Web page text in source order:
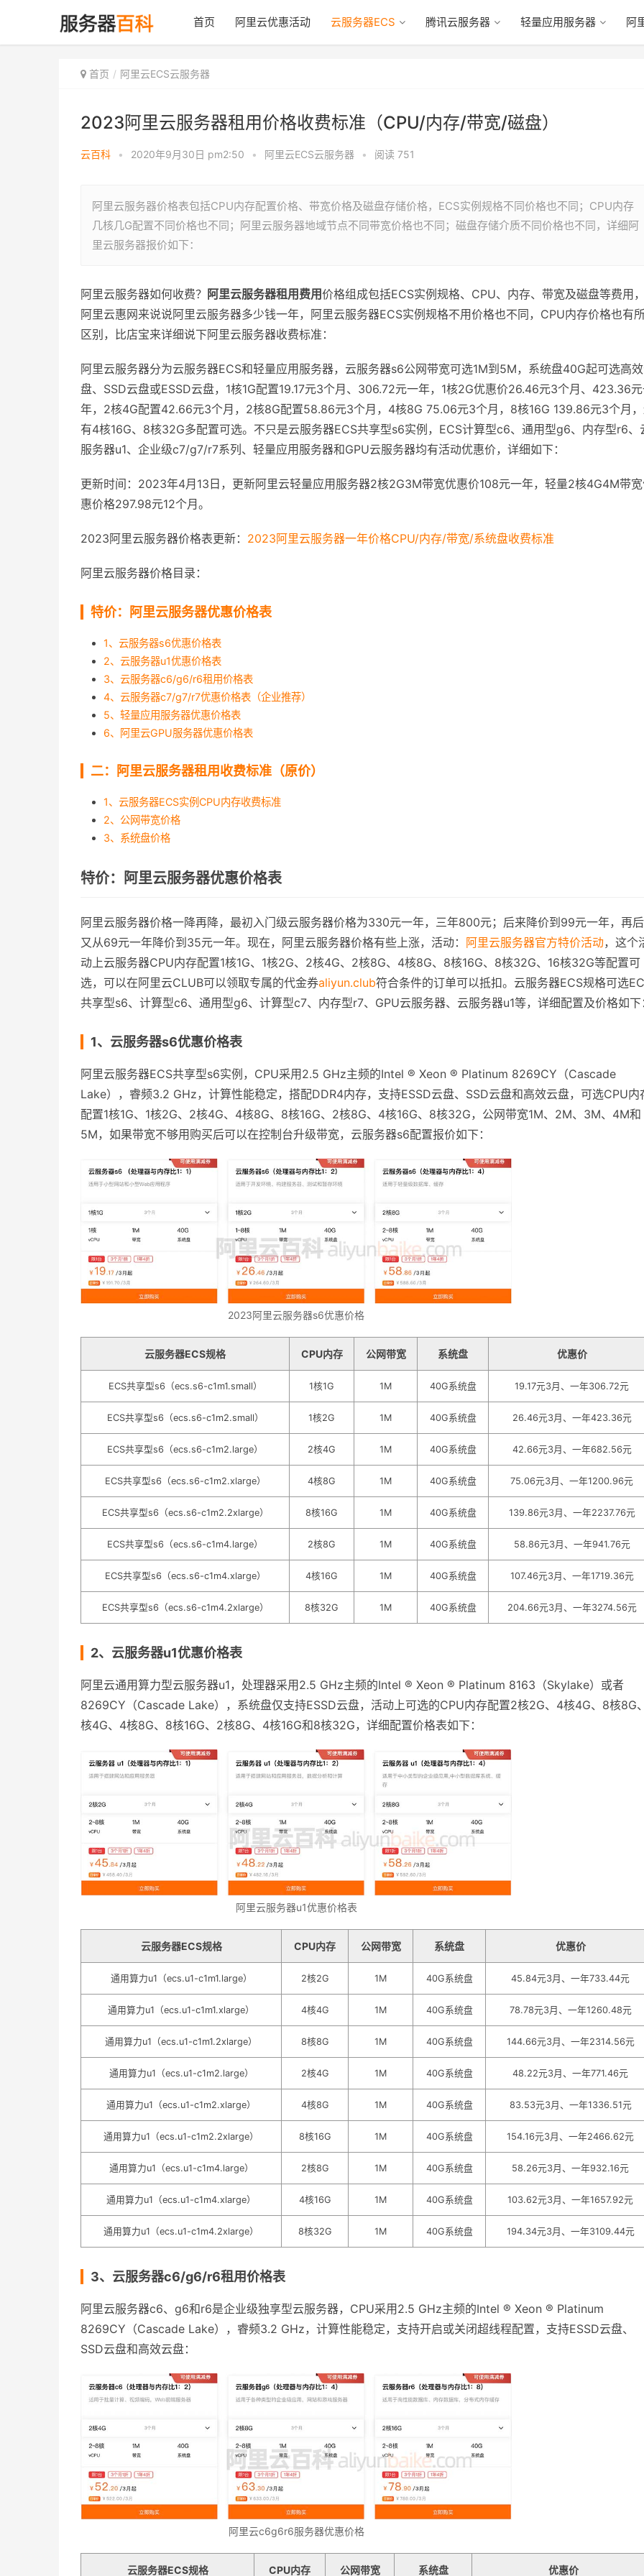
首页 阿里云优惠活动 云服务器ECS 腾讯云服务器 轻量应用服务器 阿
首页 阿里云ECS云服务器
2023阿里云服务器租用价格收费标准（CPU/内存/带宽/磁盘）
云百科 • 2020年9月30日 pm2:50 • 阿里云ECS云服务器 • 阅读 751
阿里云服务器价格表包括CPU内存配置价格、带宽价格及磁盘存储价格，ECS实例规格不同价格也不同；CPU内存
几核几G配置不同价格也不同；阿里云服务器地域节点不同带宽价格也不同；磁盘存储介质不同价格也不同，详细阿
里云服务器报价如下：
阿里云服务器如何收费？ 阿里云服务器租用费用价格组成包括ECS实例规格、CPU、内存、带宽及磁盘等费用
阿里云惠网来说说阿里云服务器多少钱一年，阿里云服务器ECS实例规格不用价格也不同，CPU内存价格也有
区别，比店宝来详细说下阿里云服务器收费标准：
阿里云服务器分为云服务器ECS和轻量应用服务器，云服务器s6公网带宽可选1M到5M，系统盘40G起可选高
盘、SSD云盘或ESSD云盘，1核1G配置19.17元3个月、306.72元一年，1核2G优惠价26.46元3个月、423.36
年，2核4G配置42.66元3个月，2核8G配置58.86元3个月，4核8G 75.06元3个月，8核16G 139.86元3个月
有4核16G、8核32G多配置可选。不只是云服务器ECS共享型s6实例，ECS计算型c6、通用型g6、内存型r6、
服务器u1、企业级c7/g7/r7系列、轻量应用服务器和GPU云服务器均有活动优惠价，详细如下：
更新时间：2023年4月13日，更新阿里云轻量应用服务器2核2G3M带宽优惠价108元一年，轻量2核4G4M带
惠价格297.98元12个月。
2023阿里云服务器价格表更新： 2023阿里云服务器一年价格CPU/内存/带宽/系统盘收费标准
阿里云服务器价格目录：
特价：阿里云服务器优惠价格表
1、云服务器s6优惠价格表
2、云服务器u1优惠价格表
3、云服务器c6/g6/r6租用价格表
4、云服务器c7/g7/r7优惠价格表（企业推荐）
5、轻量应用服务器优惠价格表
6、阿里云GPU服务器优惠价格表
二：阿里云服务器租用收费标准（原价）
1、云服务器ECS实例CPU内存收费标准
2、公网带宽价格
3、系统盘价格
特价：阿里云服务器优惠价格表
阿里云服务器价格一降再降，最初入门级云服务器价格为330元一年，三年800元；后来降价到99元一年，再
又从69元一年降价到35元一年。现在，阿里云服务器价格有些上涨，活动： 阿里云服务器官方特价活动，这个
动上云服务器CPU内存配置1核1G、1核2G、2核4G、2核8G、4核8G、8核16G、8核32G、16核32G等配置可
选，可以在阿里云CLUB可以领取专属的代金券aliyun.club符合条件的订单可以抵扣。云服务器ECS规格可选
共享型s6、计算型c6、通用型g6、计算型c7、内存型r7、GPU云服务器、云服务器u1等，详细配置及价格如下
1、云服务器s6优惠价格表
阿里云服务器ECS共享型s6实例，CPU采用2.5 GHz主频的Intel ® Xeon ® Platinum 8269CY（Cascade
Lake），睿频3.2 GHz，计算性能稳定，搭配DDR4内存，支持ESSD云盘、SSD云盘和高效云盘，可选CPU内
配置1核1G、1核2G、2核4G、4核8G、8核16G、2核8G、4核16G、8核32G，公网带宽1M、2M、3M、4M和
5M，如果带宽不够用购买后可以在控制台升级带宽，云服务器s6配置报价如下：
2023阿里云服务器s6优惠价格
云服务器ECS规格 CPU内存 公网带宽 系统盘 优惠价
ECS共享型s6（ecs.s6-c1m1.small） 1核1G 1M 40G系统盘 19.17元3月、一年306.72元
ECS共享型s6（ecs.s6-c1m2.small） 1核2G 1M 40G系统盘 26.46元3月、一年423.36元
ECS共享型s6（ecs.s6-c1m2.large） 2核4G 1M 40G系统盘 42.66元3月、一年682.56元
ECS共享型s6（ecs.s6-c1m2.xlarge） 4核8G 1M 40G系统盘 75.06元3月、一年1200.96元
ECS共享型s6（ecs.s6-c1m2.2xlarge） 8核16G 1M 40G系统盘 139.86元3月、一年2237.76元
ECS共享型s6（ecs.s6-c1m4.large） 2核8G 1M 40G系统盘 58.86元3月、一年941.76元
ECS共享型s6（ecs.s6-c1m4.xlarge） 4核16G 1M 40G系统盘 107.46元3月、一年1719.36元
ECS共享型s6（ecs.s6-c1m4.2xlarge） 8核32G 1M 40G系统盘 204.66元3月、一年3274.56元
2、云服务器u1优惠价格表
阿里云通用算力型云服务器u1，处理器采用2.5 GHz主频的Intel ® Xeon ® Platinum 8163（Skylake）或者
8269CY（Cascade Lake），系统盘仅支持ESSD云盘，活动上可选的CPU内存配置2核2G、4核4G、8核8G
核4G、4核8G、8核16G、2核8G、4核16G和8核32G，详细配置价格表如下：
阿里云服务器u1优惠价格表
云服务器ECS规格 CPU内存 公网带宽 系统盘 优惠价
通用算力u1（ecs.u1-c1m1.large） 2核2G 1M 40G系统盘 45.84元3月、一年733.44元
通用算力u1（ecs.u1-c1m1.xlarge） 4核4G 1M 40G系统盘 78.78元3月、一年1260.48元
通用算力u1（ecs.u1-c1m1.2xlarge） 8核8G 1M 40G系统盘 144.66元3月、一年2314.56元
通用算力u1（ecs.u1-c1m2.large） 2核4G 1M 40G系统盘 48.22元3月、一年771.46元
通用算力u1（ecs.u1-c1m2.xlarge） 4核8G 1M 40G系统盘 83.53元3月、一年1336.51元
通用算力u1（ecs.u1-c1m2.2xlarge） 8核16G 1M 40G系统盘 154.16元3月、一年2466.62元
通用算力u1（ecs.u1-c1m4.large） 2核8G 1M 40G系统盘 58.26元3月、一年932.16元
通用算力u1（ecs.u1-c1m4.xlarge） 4核16G 1M 40G系统盘 103.62元3月、一年1657.92元
通用算力u1（ecs.u1-c1m4.2xlarge） 8核32G 1M 40G系统盘 194.34元3月、一年3109.44元
3、云服务器c6/g6/r6租用价格表
阿里云服务器c6、g6和r6是企业级独享型云服务器，CPU采用2.5 GHz主频的Intel ® Xeon ® Platinum
8269CY（Cascade Lake），睿频3.2 GHz，计算性能稳定，支持开启或关闭超线程配置，支持ESSD云盘、
SSD云盘和高效云盘：
阿里云c6g6r6服务器优惠价格
云服务器ECS规格 CPU内存 公网带宽 系统盘 优惠价